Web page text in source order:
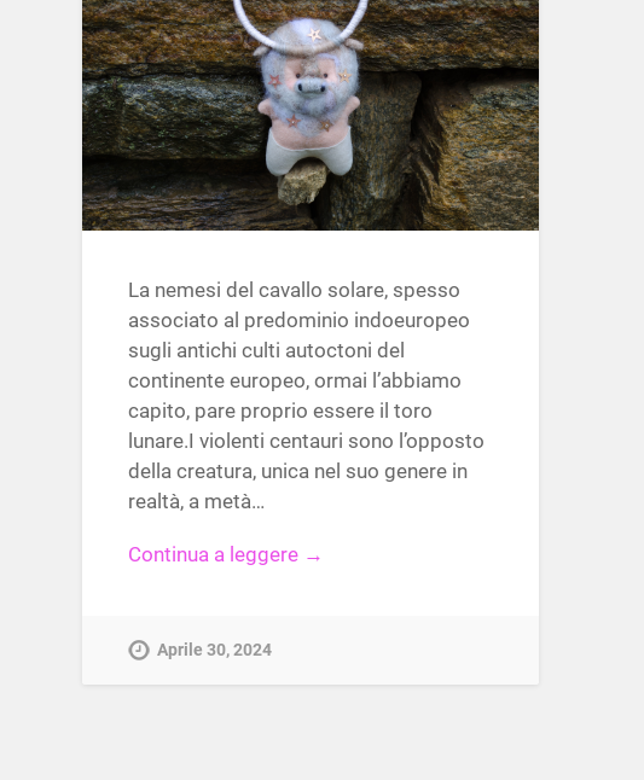
La nemesi del cavallo solare, spesso
associato al predominio indoeuropeo
sugli antichi culti autoctoni del
continente europeo, ormai l’abbiamo
capito, pare proprio essere il toro
lunare.I violenti centauri sono l’opposto
della creatura, unica nel suo genere in
realtà, a metà…
Continua a leggere →
Aprile 30, 2024